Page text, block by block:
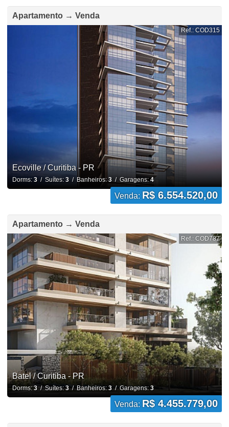
Apartamento → Venda
Ref.: COD315
Ecoville / Curitiba - PR
Dorms: 3/ Suítes: 3/ Banheiros:3/ Garagens:4
Venda: R$ 6.554.520,00
Apartamento → Venda
Ref.: COD787
Batel / Curitiba - PR
Dorms:3/ Suítes:3/ Banheiros:3/ Garagens: 3
Venda: R$ 4.455.779,00